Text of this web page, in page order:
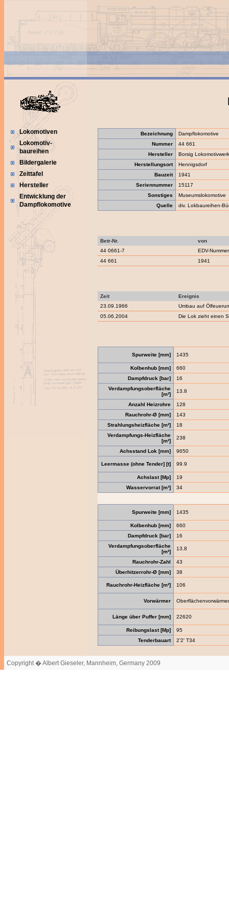
Lokomotiven
Lokomotiv-
baureihen
Bildergalerie
Zeittafel
Hersteller
Entwicklung der
Dampflokomotive
Bezeichnung
Dampflokomotive
Nummer
44 661
Hersteller
Borsig
Herstellungsort
Hennigsdorf
Bauzeit
1941
Seriennummer
15117
Sonstiges
Museumslokomotive
Quelle
div. Lokbaureihen-
Betr-Nr.
von
44 0661-7
EDV-
44 661
1941
Zeit
Ereignis
23.09.1966
Umbau auf
05.06.2004
Die Lok zieht einen
Spurweite [mm] 1435
Kolbenhub [mm]
660
Dampfdruck [bar]
16
Verdampfungsoberfläche
[m²]
13.8
Anzahl Heizrohre
128
Rauchrohr-Ø [mm]
143
Strahlungsheizfläche [m²]
18
Verdampfungs-Heizfläche
[m²]
238
Achsstand Lok [mm] 9650
Leermasse (ohne Tender] [t] 99.9
Achslast [Mp]
19
Wasservorrat [m³]
34
Spurweite [mm] 1435
Kolbenhub [mm]
660
Dampfdruck [bar]
16
Verdampfungsoberfläche
[m²]
13.8
Rauchrohr-Zahl
43
Überhitzerrohr-Ø [mm]
38
Rauchrohr-Heizfläche [m²] 106
Vorwärmer Oberflächenvorwärmer
Länge über Puffer [mm] 22620
Reibungslast [Mp]
95
Tenderbauart
2'2' T34
Copyright � Albert Gieseler, Mannheim, Germany 2009